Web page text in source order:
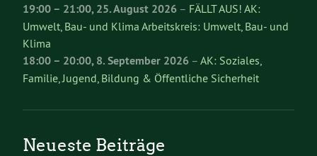
19:00– 21:00,25. August 2026 – FÄLLT AUS! AK:
Umwelt, Bau- und Klima Arbeitskreis: Umwelt, Bau- und
Klima
18:00– 20:00,8. September 2026 – AK: Soziales,
Familie, Jugend, Bildung & Öffentliche Sicherheit
Neueste Beiträge